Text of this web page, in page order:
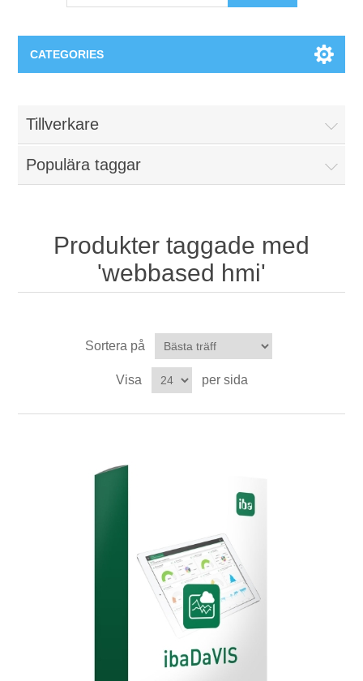
CATEGORIES
Felsökning
Processanalys
Kvalitetsdokumentation
Elkvalitetsmätning
Digitalisering
Temperaturmätning
Produkter
Hårdvara
Utbildning
Begner Machines
Tillverkare
Populära taggar
Produkter taggade med
'webbased hmi'
Sortera på
Visa per sida